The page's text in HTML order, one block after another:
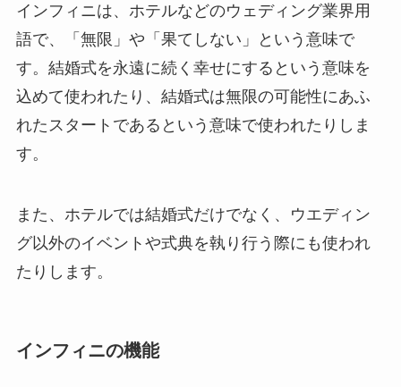
インフィニは、ホテルなどのウェディング業界用
語で、「無限」や「果てしない」という意味で
す。結婚式を永遠に続く幸せにするという意味を
込めて使われたり、結婚式は無限の可能性にあふ
れたスタートであるという意味で使われたりしま
す。
また、ホテルでは結婚式だけでなく、ウエディン
グ以外のイベントや式典を執り行う際にも使われ
たりします。
インフィニの機能